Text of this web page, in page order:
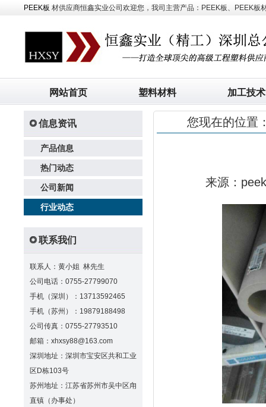
PEEK板 材供应商恒鑫实业公司欢迎您，我司主营产品：PEEK板、PEEK板
网站首页 塑料材料 加工技术
信息资讯
产品信息
热门动态
公司新闻
行业动态
联系我们
联系人：黄小姐 林先生
公司电话：0755-27799070
手机（深圳）：13713592465
手机（苏州）：19879188498
公司传真：0755-27793510
邮箱：xhxsy88@163.com
深圳地址：深圳市宝安区共和工业
区D栋103号
苏州地址：江苏省苏州市吴中区甪
直镇（办事处）
您现在的位置
来源：